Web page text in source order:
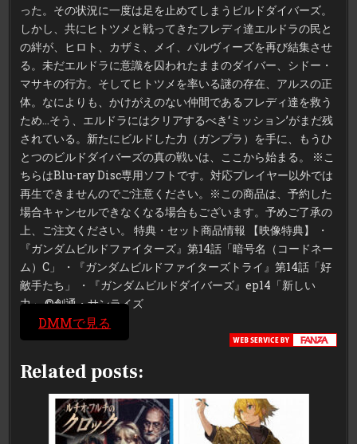
った。その状況に一度は足を止めてしまうビルドダイバーズ。
しかし、共にヒトツメと戦ってきたフレディ達エルドラの民と
の絆が、ヒロト、カザミ、メイ、パルヴィーズを再び結集させ
る。未だエルドラに意識を囚われたままのダイバー、シドー・
マサキの行方。そしてヒトツメを率いる謎の存在、アルスの正
体。なによりも、かけがえのない仲間であるフレディ達を救う
ため…そう、エルドラにはクリアするべき‘ミッション’がまだ残
されている。新たにビルドした力（ガンプラ）を手に、もうひ
とつのビルドダイバーズの真の戦いは、ここから始まる。 ※こ
ちらはBlu-ray Disc専用ソフトです。対応プレイヤー以外では
再生できませんのでご注意ください。※この商品は、予約した
場合キャンセルできなくなる場合もございます。予めご了承の
上、ご注文ください。 特典・セット商品情報 【映像特典】 ・
『ガンダムビルドファイターズ』第14話「暗号名（コードネー
ム）C」 ・『ガンダムビルドファイターズトライ』第14話「好
敵手たち」 ・『ガンダムビルドダイバーズ』ep14「新しい
力」 ©創通・サンライズ
DMMで見る
Related posts: